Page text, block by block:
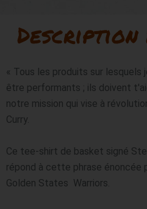
ANIMATED
KIDS
« Tous les produits sur
être performants ; ils doivent
notre mission qui vise à
Curry.
Ce tee-shirt de basket signé
répond à cette phrase énoncée
Golden States  Warriors.